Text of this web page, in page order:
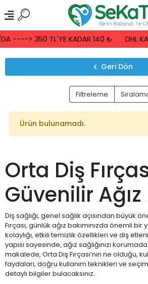
----> 350 TL'YE KADAR 140 ₺ DHL
Geri Dön
Filtreleme
Ürün bulunamadı.
Orta Diş
Güvenilir Ağız
Diş sağlığı, genel sağlık açısından büyük
Fırçası, günlük ağız bakımınızda önemli bir
kolaylığı, etkili temizlik özellikleri ve diş
yapısı sayesinde, ağız sağlığınızı
makalede, Orta Diş Fırçası’nın ne olduğu,
faydaları, doğru kullanım teknikleri ve
detaylı bilgiler bulacaksınız.